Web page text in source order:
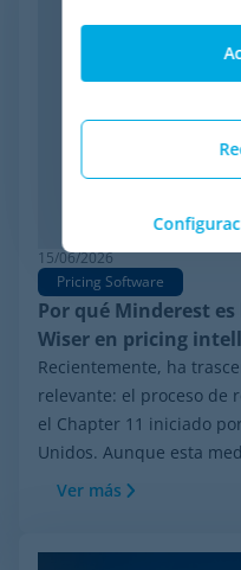
15/06/2026
Pricing Software
Por qué Minderest
Wiser en pricing
Recientemente, ha
relevante: el proceso de
el Chapter 11 iniciado
Unidos. Aunque esta
Ver más